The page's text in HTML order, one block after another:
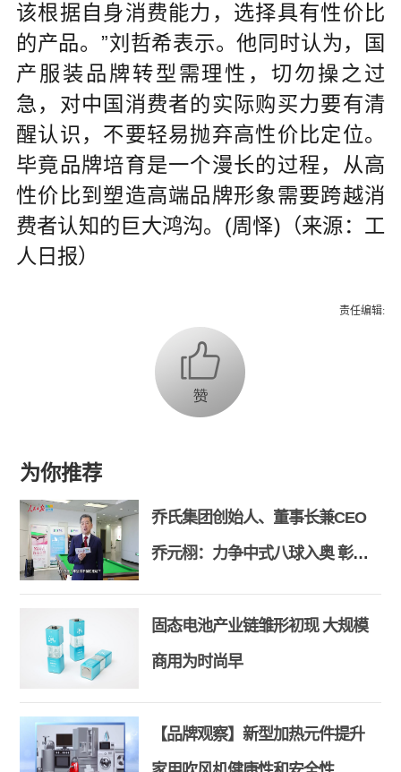
该根据自身消费能力，选择具有性价比
的产品。”刘哲希表示。他同时认为，国
产服装品牌转型需理性，切勿操之过
急，对中国消费者的实际购买力要有清
醒认识，不要轻易抛弃高性价比定位。
毕竟品牌培育是一个漫长的过程，从高
性价比到塑造高端品牌形象需要跨越消
费者认知的巨大鸿沟。(周怿)（来源：工
人日报）
责任编辑:
为你推荐
乔氏集团创始人、董事长兼CEO
乔元栩：力争中式八球入奥 彰显
和合共生精神
固态电池产业链雏形初现 大规模
商用为时尚早
【品牌观察】新型加热元件提升